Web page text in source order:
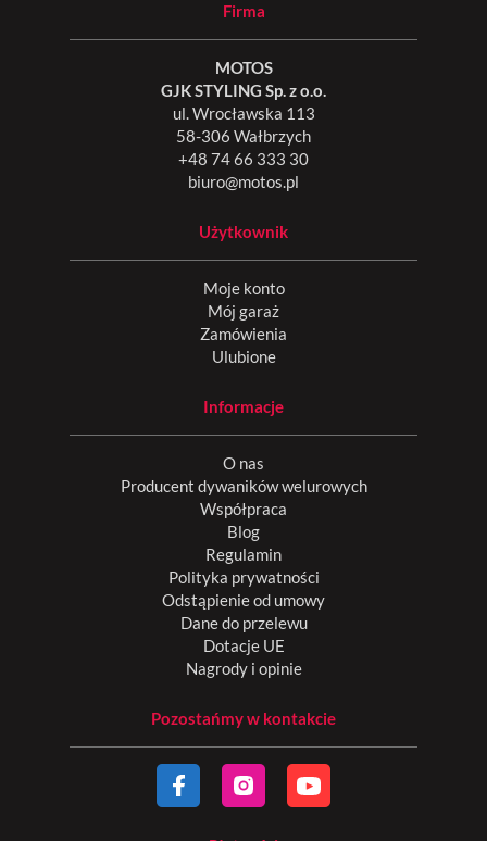
Firma
MOTOS
GJK STYLING Sp. z o.o.
ul. Wrocławska 113
58-306 Wałbrzych
+48 74 66 333 30
biuro@motos.pl
Użytkownik
Moje konto
Mój garaż
Zamówienia
Ulubione
Informacje
O nas
Producent dywaników welurowych
Współpraca
Blog
Regulamin
Polityka prywatności
Odstąpienie od umowy
Dane do przelewu
Dotacje UE
Nagrody i opinie
Pozostańmy w kontakcie